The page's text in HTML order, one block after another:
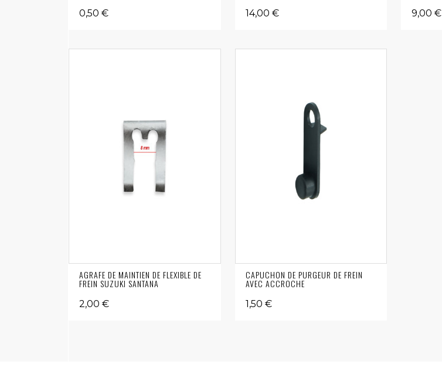
0,50 € 14,00 € 9,00 €
AGRAFE DE MAINTIEN DE FLEXIBLE DE
FREIN SUZUKI SANTANA
2,00 €
CAPUCHON DE PURGEUR DE FREIN
AVEC ACCROCHE
1,50 €